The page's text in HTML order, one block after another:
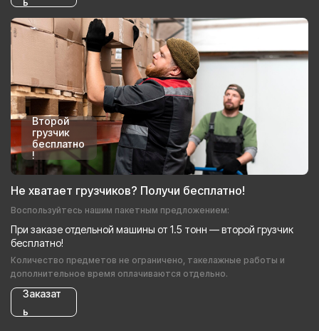
Второй
грузчик
бесплатно
!
Не хватает грузчиков? Получи бесплатно!
Воспользуйтесь нашим пакетным предложением:
При заказе отдельной машины от 1.5 тонн — второй грузчик
бесплатно!
Количество предметов не ограничено, такелажные работы и
дополнительное время оплачиваются отдельно.
Заказат
ь